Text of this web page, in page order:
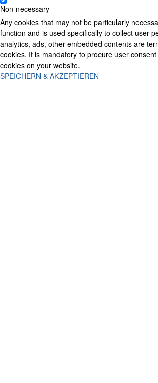
Non-necessary
Any cookies that may not be particularly
function and is used specifically to collect user
analytics, ads, other embedded contents are
cookies. It is mandatory to procure user
cookies on your website.
SPEICHERN & AKZEPTIEREN